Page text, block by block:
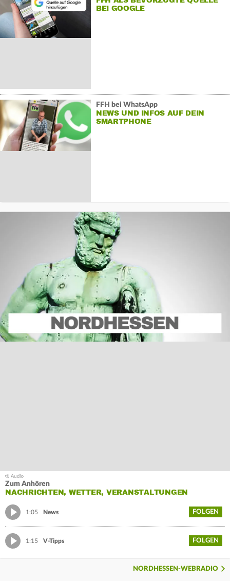
BEI GOOGLE
FFH bei WhatsApp
NEWS UND INFOS AUF DEIN
SMARTPHONE
Zum Anhören
NACHRICHTEN, WETTER, VERANSTALTUNGEN
1:05 News FOLGEN
1:15 V-Tipps FOLGEN
NORDHESSEN-WEBRADIO